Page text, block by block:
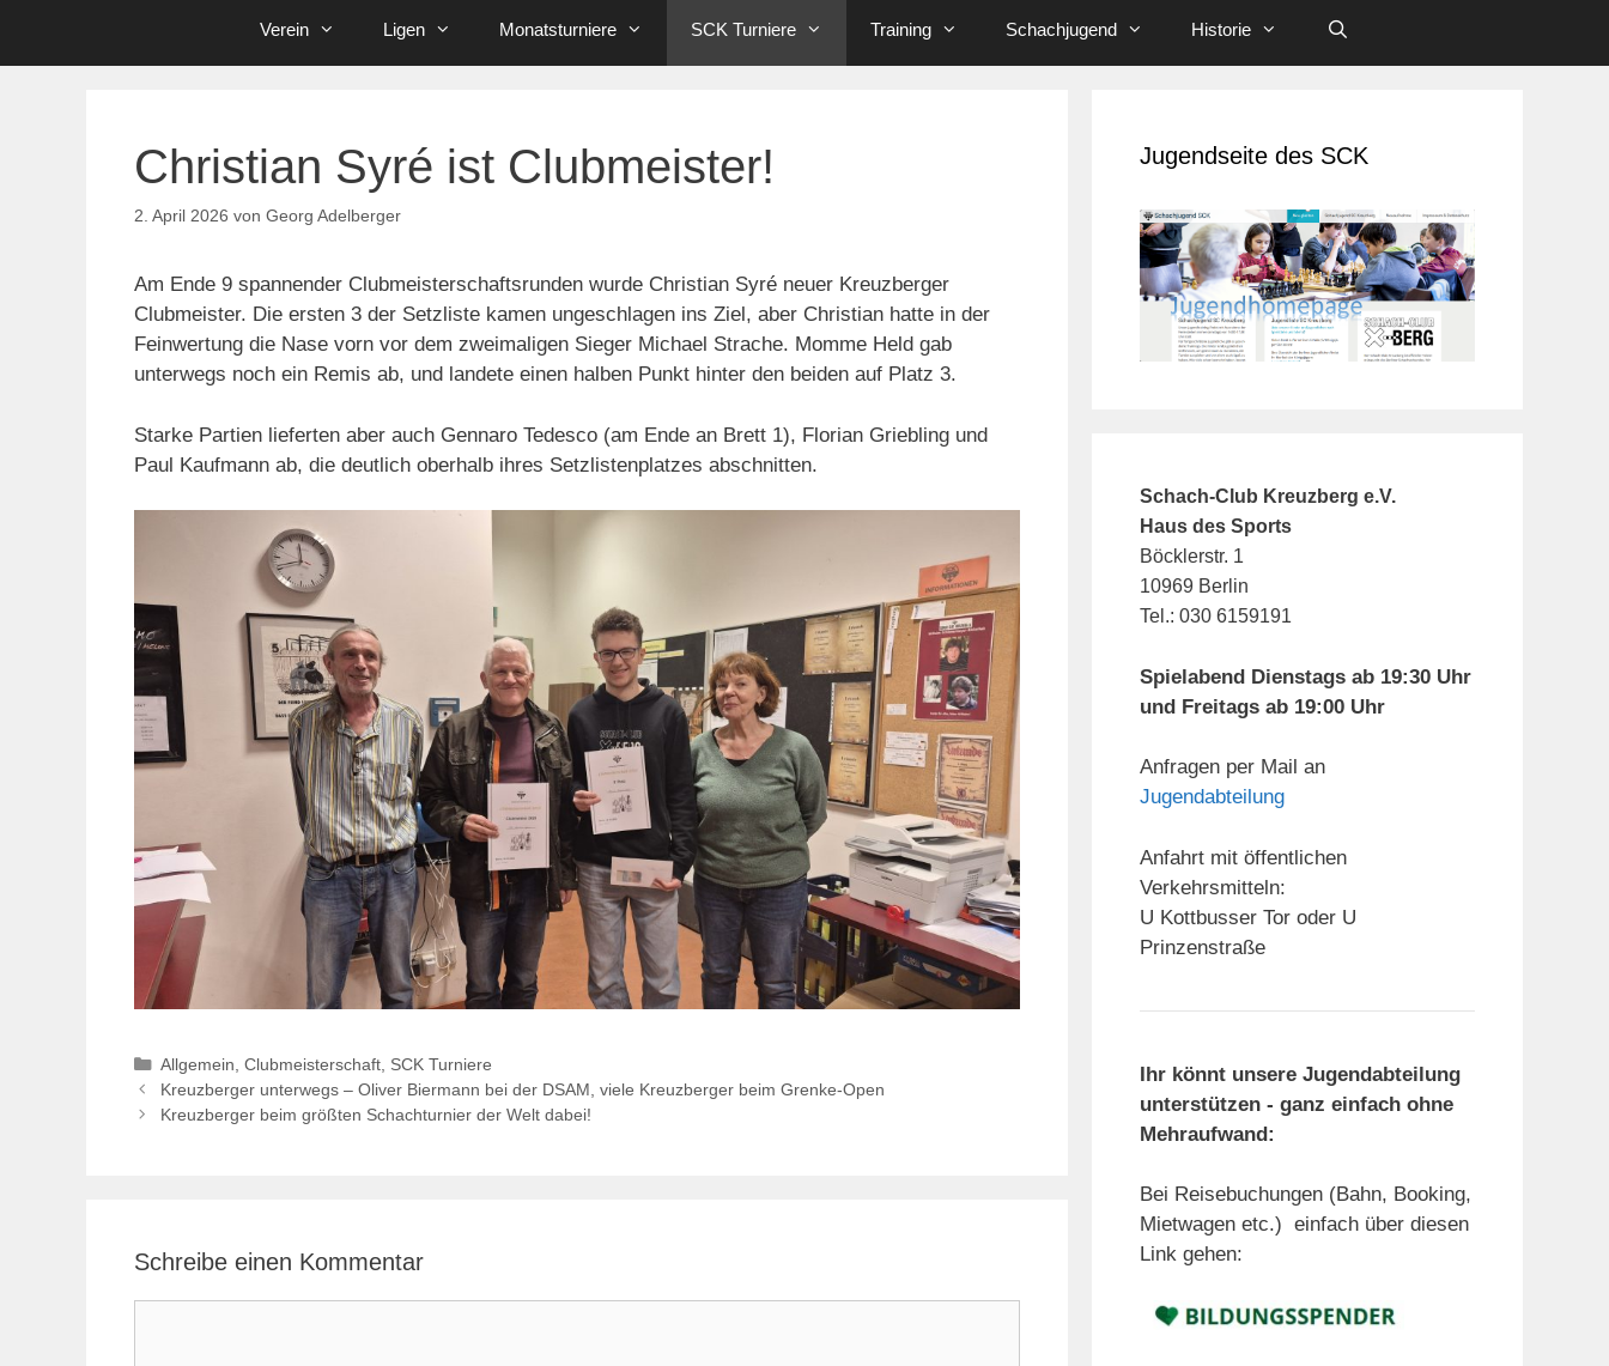
Verein Ligen Monatsturniere SCK Turniere Training Schachjugend Historie
Christian Syré ist Clubmeister!
2. April 2026 von Georg Adelberger
Am Ende 9 spannender Clubmeisterschaftsrunden wurde Christian Syré neuer Kreuzberger
Clubmeister. Die ersten 3 der Setzliste kamen ungeschlagen ins Ziel, aber Christian hatte in der
Feinwertung die Nase vorn vor dem zweimaligen Sieger Michael Strache. Momme Held gab
unterwegs noch ein Remis ab, und landete einen halben Punkt hinter den beiden auf Platz 3.
Starke Partien lieferten aber auch Gennaro Tedesco (am Ende an Brett 1), Florian Griebling und
Paul Kaufmann ab, die deutlich oberhalb ihres Setzlistenplatzes abschnitten.
Kategorien
Allgemein Clubmeisterschaft, SCK Turniere
Kreuzberger unterwegs – Oliver Biermann bei der DSAM, viele Kreuzberger beim Grenke-Open
Kreuzberger beim größten Schachturnier der Welt dabei!
Schreibe einen Kommentar
Jugendseite des SCK
Schach-Club Kreuzberg e.V.
Haus des Sports
Böcklerstr. 1
10969 Berlin
Tel.: 030 6159191
Spielabend Dienstags ab 19:30 Uhr
und Freitags ab 19:00 Uhr
Anfragen per Mail an
Jugendabteilung
Anfahrt mit öffentlichen
Verkehrsmitteln:
U Kottbusser Tor oder U
Prinzenstraße
Ihr könnt unsere Jugendabteilung
unterstützen - ganz einfach ohne
Mehraufwand:
Bei Reisebuchungen (Bahn, Booking,
Mietwagen etc.) einfach über diesen
Link gehen: